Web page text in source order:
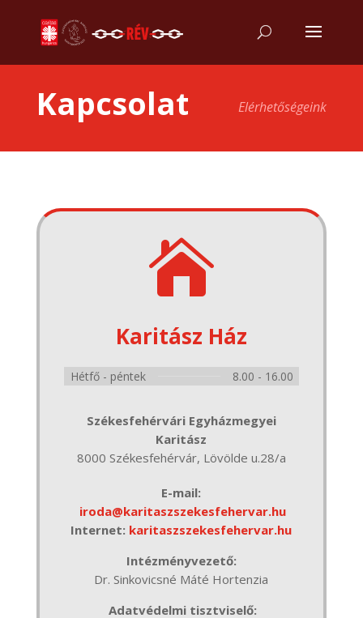
Kapcsolat Elérhetőségeink

Karitász Ház
Hétfő - péntek 8.00 - 16.00
Székesfehérvári Egyházmegyei
Karitász
8000 Székesfehérvár, Lövölde u.28/a
E-mail:
iroda@karitaszszekesfehervar.hu
Internet: karitaszszekesfehervar.hu
Intézményvezető:
Dr. Sinkovicsné Máté Hortenzia
Adatvédelmi tisztviselő: